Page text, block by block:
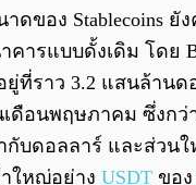
ดของ Stablecoins ยั
คารแบบดั้งเดิม โดย
ที่ราว 3.2 แสนล้านด
อนพฤษภาคม ซึ่งกว่า
กับดอลลาร์ และส่วน
ใหญ่อย่าง USDT ของ